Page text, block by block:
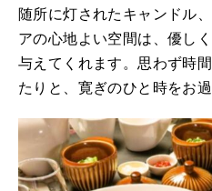
随所に灯されたキャンドル
アの心地よい空間は、優し
与えてくれます。思わず時
たりと、寛ぎのひと時をお